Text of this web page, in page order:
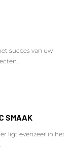
succes van uw
SMAAK
ligt evenzeer in het